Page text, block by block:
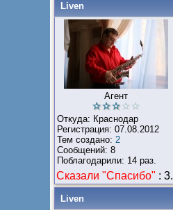
Liven
Агент
Откуда: Краснодар
Регистрация: 07.08.2012
Тем создано: 2
Сообщений: 8
Поблагодарили: 14 раз.
Сказали "Cпасибо" : 3.
Liven